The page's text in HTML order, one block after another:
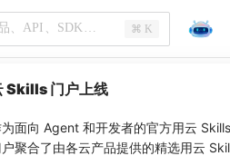
⌘ K
SDK 示例 CLI 示例
临时AccessKey进行操作，运行示例会影响
Skills 门户上线
面向 Agent 和开发者的官方用云
户聚合了由各云产品提供的精选用云